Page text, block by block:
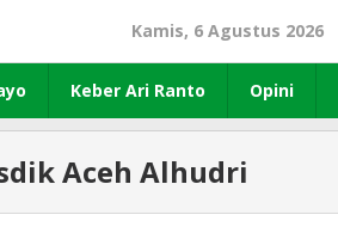
Kamis, 6 Agustus 2026
Keber Ari Ranto Opini
Aceh Alhudri